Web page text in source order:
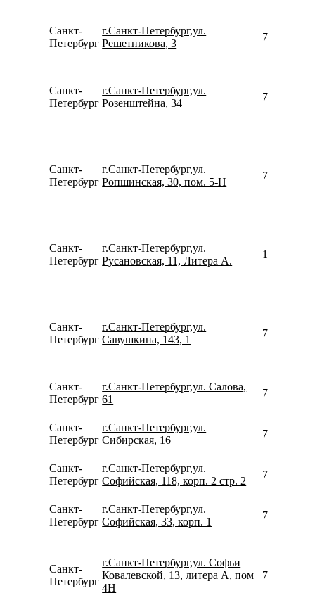
Санкт-
Петербург
г.Санкт-Петербург,ул.
Решетникова, 3
Санкт-
Петербург
г.Санкт-Петербург,ул.
Розенштейна, 34
Санкт-
Петербург
г.Санкт-Петербург,ул.
Ропшинская, 30, пом. 5-Н
Санкт-
Петербург
г.Санкт-Петербург,ул.
Русановская, 11, Литера А.
Санкт-
Петербург
г.Санкт-Петербург,ул.
Савушкина, 143, 1
Санкт-
Петербург
г.Санкт-Петербург,ул. Салова,
61
Санкт-
Петербург
г.Санкт-Петербург,ул.
Сибирская, 16
Санкт-
Петербург
г.Санкт-Петербург,ул.
Софийская, 118, корп. 2 стр. 2
Санкт-
Петербург
г.Санкт-Петербург,ул.
Софийская, 33, корп. 1
Санкт-
Петербург
г.Санкт-Петербург,ул. Софьи
Ковалевской, 13, литера А, пом
4­Н